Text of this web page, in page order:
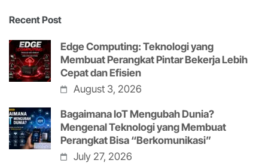
Recent Post
Edge Computing: Teknologi yang
Membuat Perangkat Pintar Bekerja Lebih
Cepat dan Efisien
August 3, 2026
Bagaimana IoT Mengubah Dunia?
Mengenal Teknologi yang Membuat
Perangkat Bisa “Berkomunikasi”
July 27, 2026